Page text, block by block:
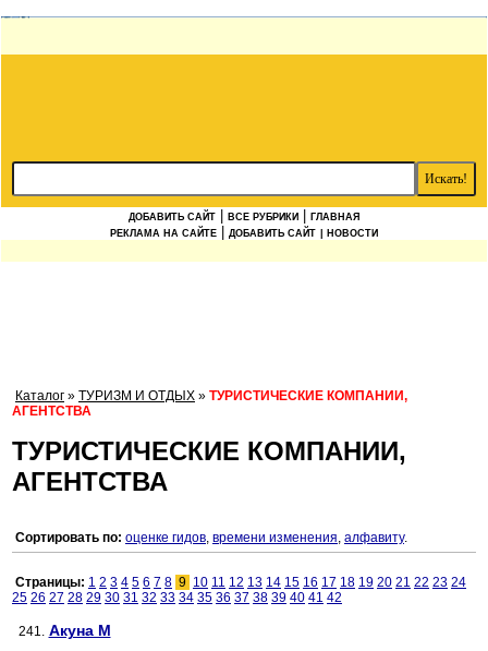
ДОБАВИТЬ САЙТ ВСЕ РУБРИКИ
ГЛАВНАЯ
РЕКЛАМА НА САЙТЕ
ДОБАВИТЬ САЙТ | НОВОСТИ
Каталог » ТУРИЗМ И ОТДЫХ » ТУРИСТИЧЕСКИЕ КОМПАНИИ,
АГЕНТСТВА
ТУРИСТИЧЕСКИЕ КОМПАНИИ,
АГЕНТСТВА
Сортировать по: оценке гидов, времени изменения, алфавиту.
Страницы: 1 2 3 4 5 6 7 8 9 10 11 12 13 14 15 16 17 18 19 20 21 22 23 24
25 26 27 28 29 30 31 32 33 34 35 36 37 38 39 40 41 42
241. Акуна М